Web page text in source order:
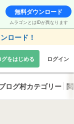
無料ダウンロード
ムラゴンとはIDが異なります
ロード！
グをはじめる ログイン
ログ村カテゴリー